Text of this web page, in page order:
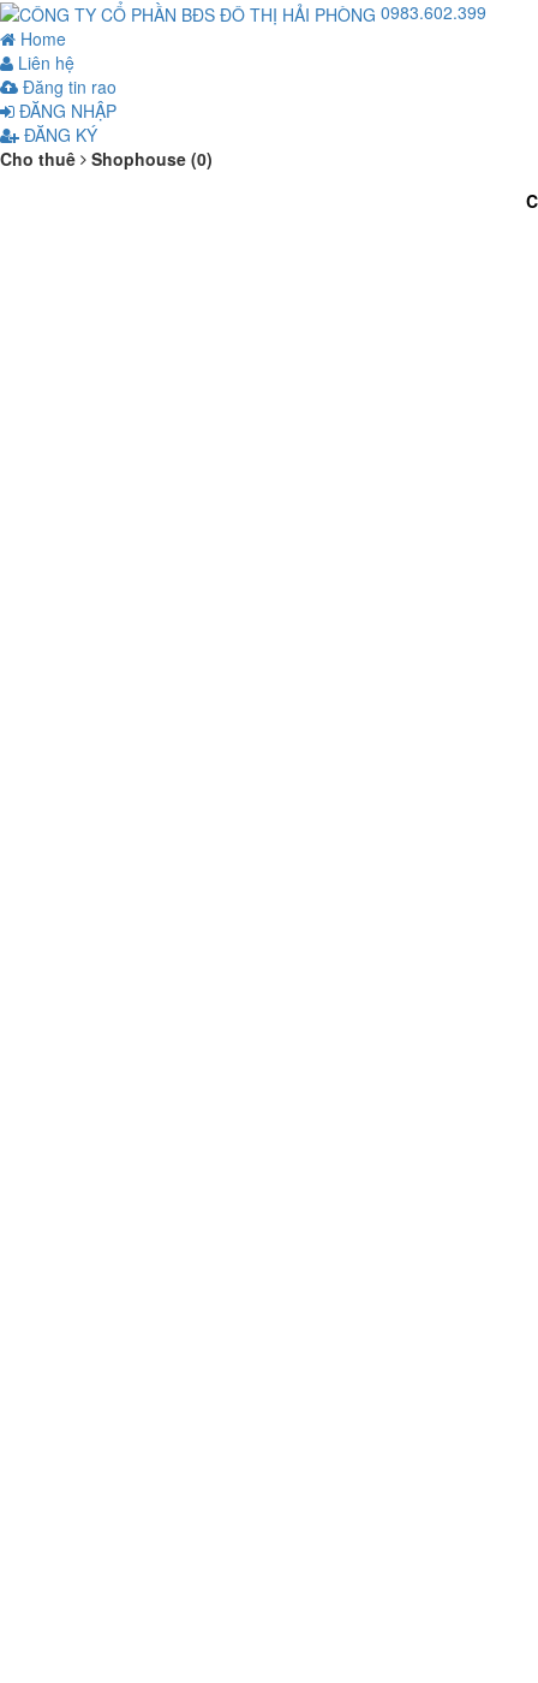
0983.602.399
Home
Liên hệ
Đăng tin rao
ĐĂNG NHẬP
ĐĂNG KÝ
Cho thuê
Shophouse (0)